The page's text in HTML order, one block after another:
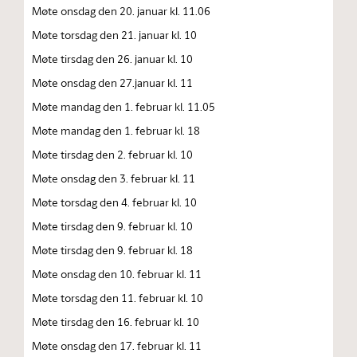
Møte onsdag den 20. januar kl. 11.06
Møte torsdag den 21. januar kl. 10
Møte tirsdag den 26. januar kl. 10
Møte onsdag den 27.januar kl. 11
Møte mandag den 1. februar kl. 11.05
Møte mandag den 1. februar kl. 18
Møte tirsdag den 2. februar kl. 10
Møte onsdag den 3. februar kl. 11
Møte torsdag den 4. februar kl. 10
Møte tirsdag den 9. februar kl. 10
Møte tirsdag den 9. februar kl. 18
Møte onsdag den 10. februar kl. 11
Møte torsdag den 11. februar kl. 10
Møte tirsdag den 16. februar kl. 10
Møte onsdag den 17. februar kl. 11